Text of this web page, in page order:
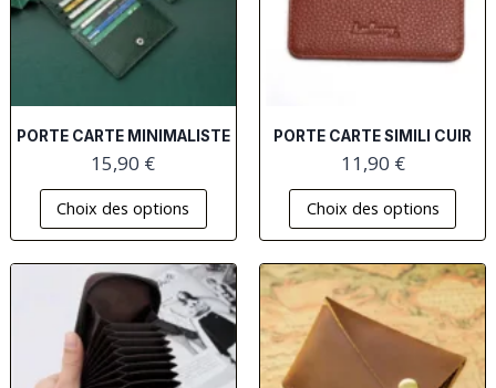
PORTE CARTE MINIMALISTE
15,90 €
Choix des options
PORTE CARTE SIMILI CUIR
11,90 €
Choix des options